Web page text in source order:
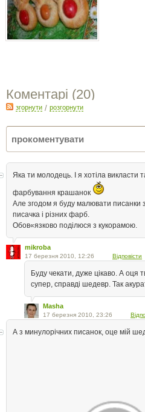
Коментарі (20)
згорнути / розгорнути
Яка ти молодець. І я хотіла викласти
фарбування крашанок
Але згодом я буду малювати писанки
писачка і різних фарб.
Обов«язково поділюся з кукорамою.
mikroba
17 березня 2010, 12:26 Відповісти
Буду чекати, дуже цікаво. А оця
супер, справді шедевр. Так
Masha
17 березня 2010, 23:26
А з минулорічних писанок, оце мій